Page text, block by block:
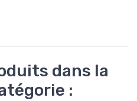
dans la
: